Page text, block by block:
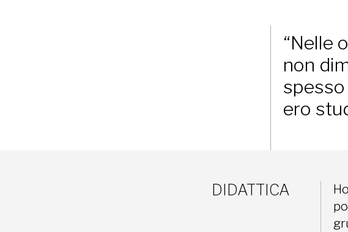
“Nelle
non
ero
DIDATTICA